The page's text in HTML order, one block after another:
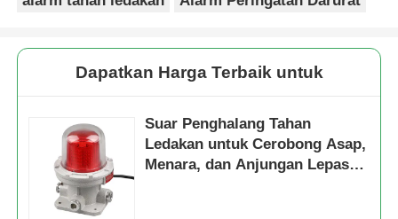
Dapatkan Harga Terbaik untuk
Suar Penghalang Tahan
Ledakan untuk Cerobong Asap,
Menara, dan Anjungan Lepas